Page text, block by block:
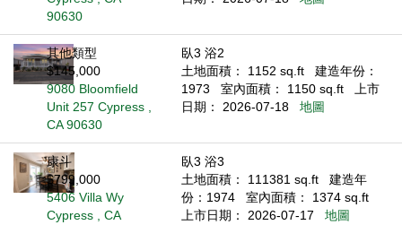
90630
其他類型
$145,000
9080 Bloomfield
Unit 257 Cypress ,
CA 90630
臥3 浴2
土地面積： 1152 sq.ft
建造年份：
1973
室內面積： 1150 sq.ft
上市
日期： 2026-07-18
地圖
康斗
$799,000
5406 Villa Wy
Cypress , CA
臥3 浴3
土地面積： 111381 sq.ft
建造年
份：1974
室內面積： 1374 sq.ft
上市日期： 2026-07-17
地圖